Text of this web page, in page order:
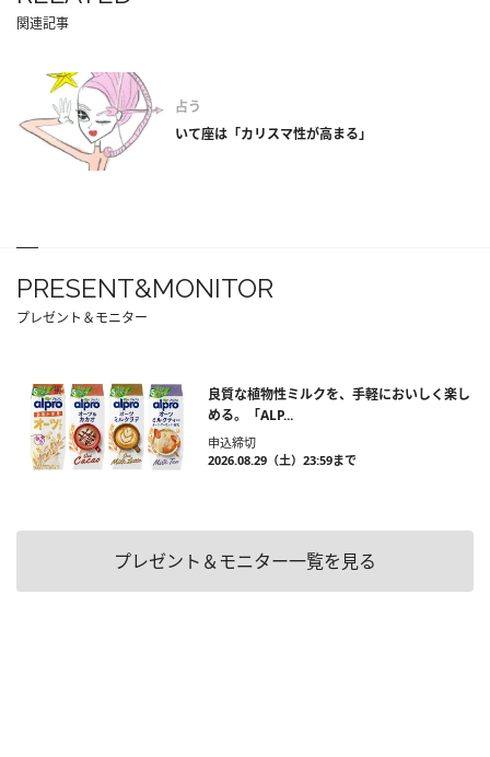
関連記事
占う
いて座は「カリスマ性が高まる」
PRESENT&MONITOR
プレゼント＆モニター
良質な植物性ミルクを、手軽においしく楽し
める。「ALP...
申込締切
2026.08.29（土）23:59まで
プレゼント＆モニター一覧を見る